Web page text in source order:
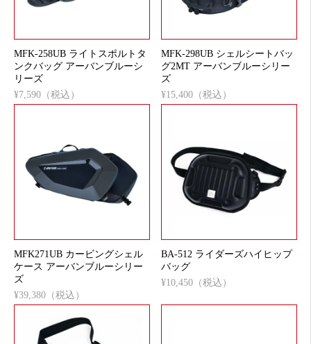
MFK-258UB ライトスポルトタ
ンクバッグ アーバンブルーシ
リーズ
¥7,590（税込）
MFK-298UB シェルシートバッ
グ2MT アーバンブルーシリー
ズ
¥15,400（税込）
MFK271UB カービングシェル
ケース アーバンブルーシリー
ズ
¥39,380（税込）
BA-512 ライダーズハイヒップ
バッグ
¥10,450（税込）